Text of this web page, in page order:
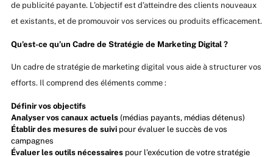
de publicité payante. L’objectif est d’atteindre des clients nouveaux
et existants, et de promouvoir vos services ou produits efficacement.
Qu’est-ce qu’un Cadre de Stratégie de Marketing Digital ?
Un cadre de stratégie de marketing digital vous aide à structurer vos
efforts. Il comprend des éléments comme :
Définir vos objectifs
Analyser vos canaux actuels(médias payants, médias détenus)
Établir des mesures de suivipour évaluer le succès de vos
campagnes
Évaluer les outils nécessairespour l’exécution de votre stratégie